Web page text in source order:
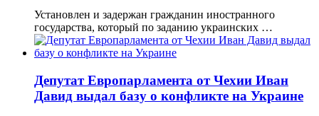
Установлен и задержан гражданин иностранного
государства, который по заданию украинских …
Депутат Европарламента от Чехии Иван
Давид выдал базу о конфликте на Украине